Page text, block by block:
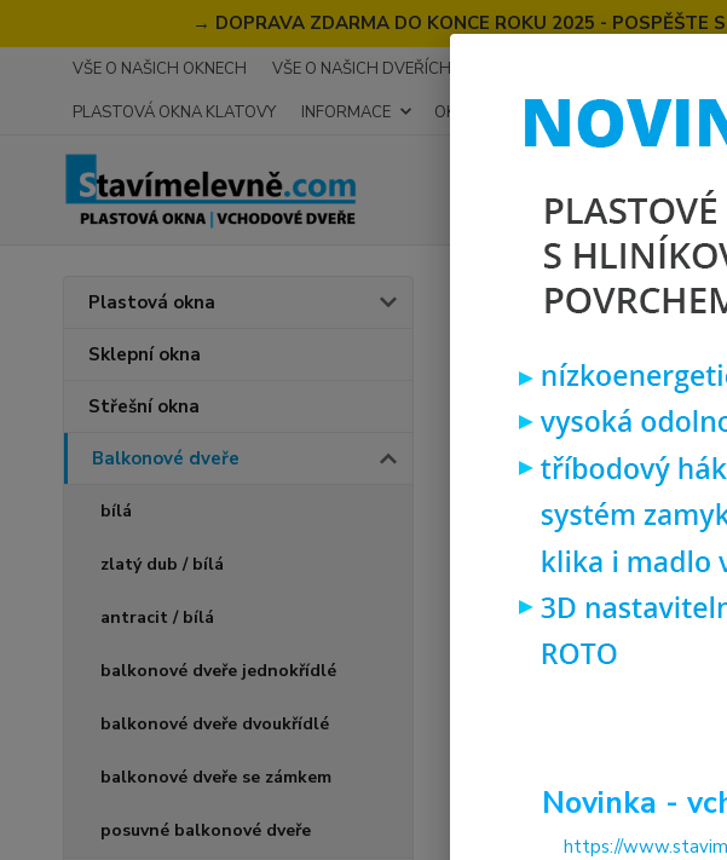
→ DOPRAVA ZDARMA DO KONCE ROKU 2025 - POSPĚŠTE
VŠE O NAŠICH OKNECH VŠE O NAŠICH DVEŘÍCH
PLASTOVÁ OKNA KLATOVY
INFORMACE OKNA NA MÍRU KONTAKT O NÁS
Plastová okna
Sklepní okna
Střešní okna
Balkonové dveře
bílá
zlatý dub / bílá
antracit / bílá
balkonové dveře jednokřídlé
balkonové dveře dvoukřídlé
balkonové dveře se zámkem
posuvné balkonové dveře
Balkonové dveře
PREMIUM
90x200 cm
Novinka -
https://